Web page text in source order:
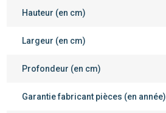
Hauteur (en cm)
Largeur (en cm)
Profondeur (en cm)
Garantie fabricant pièces (en année)